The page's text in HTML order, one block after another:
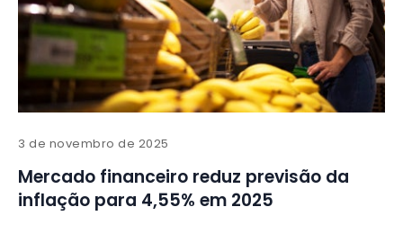
3 de novembro de 2025
Mercado financeiro reduz previsão da
inflação para 4,55% em 2025